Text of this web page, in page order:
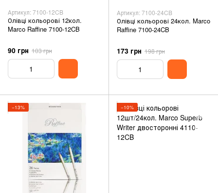
Артикул: 7100-12CB
Олівці кольорові 12кол.
Marco Raffine 7100-12CB
90 грн 103 грн
Артикул: 7100-24CB
Олівці кольорові 24кол. Marco
Raffine 7100-24CB
173 грн 198 грн
−13% −10%